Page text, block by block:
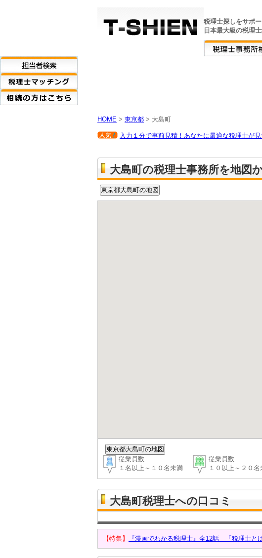
税理士探しをサポ
日本最大級の税理
HOME > 東京都 > 大島町
入力１分で事前見積！あなたに最適な税理士が
大島町の税理士事務所を地図
従業員数
１名以上～１０名未満
従業員数
１０以上～２０名
大島町税理士への口コミ
【特集】 『漫画でわかる税理士』全12話 「税理士と